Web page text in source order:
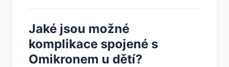
Jaké jsou možné
komplikace spojené s
Omikronem u dětí?